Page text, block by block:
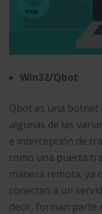
Win32/Qbot
Qbot es una botnet
algunas de las
e intercepción de
como una puerta
manera remota, ya
conectan a un
decir, forman parte